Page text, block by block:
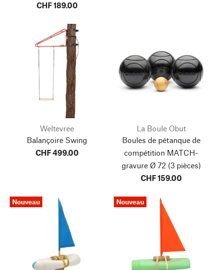
CHF 189.00
Weltevree
Balançoire Swing
CHF 499.00
La Boule Obut
Boules de pétanque de
compétition MATCH-
gravure Ø 72 (3 pièces)
CHF 159.00
Nouveau Nouveau